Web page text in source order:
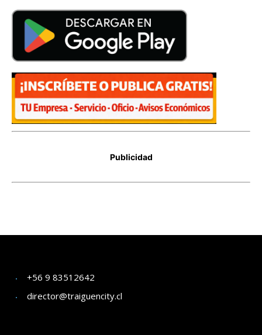
+56 9 83512642
director@traiguencity.cl